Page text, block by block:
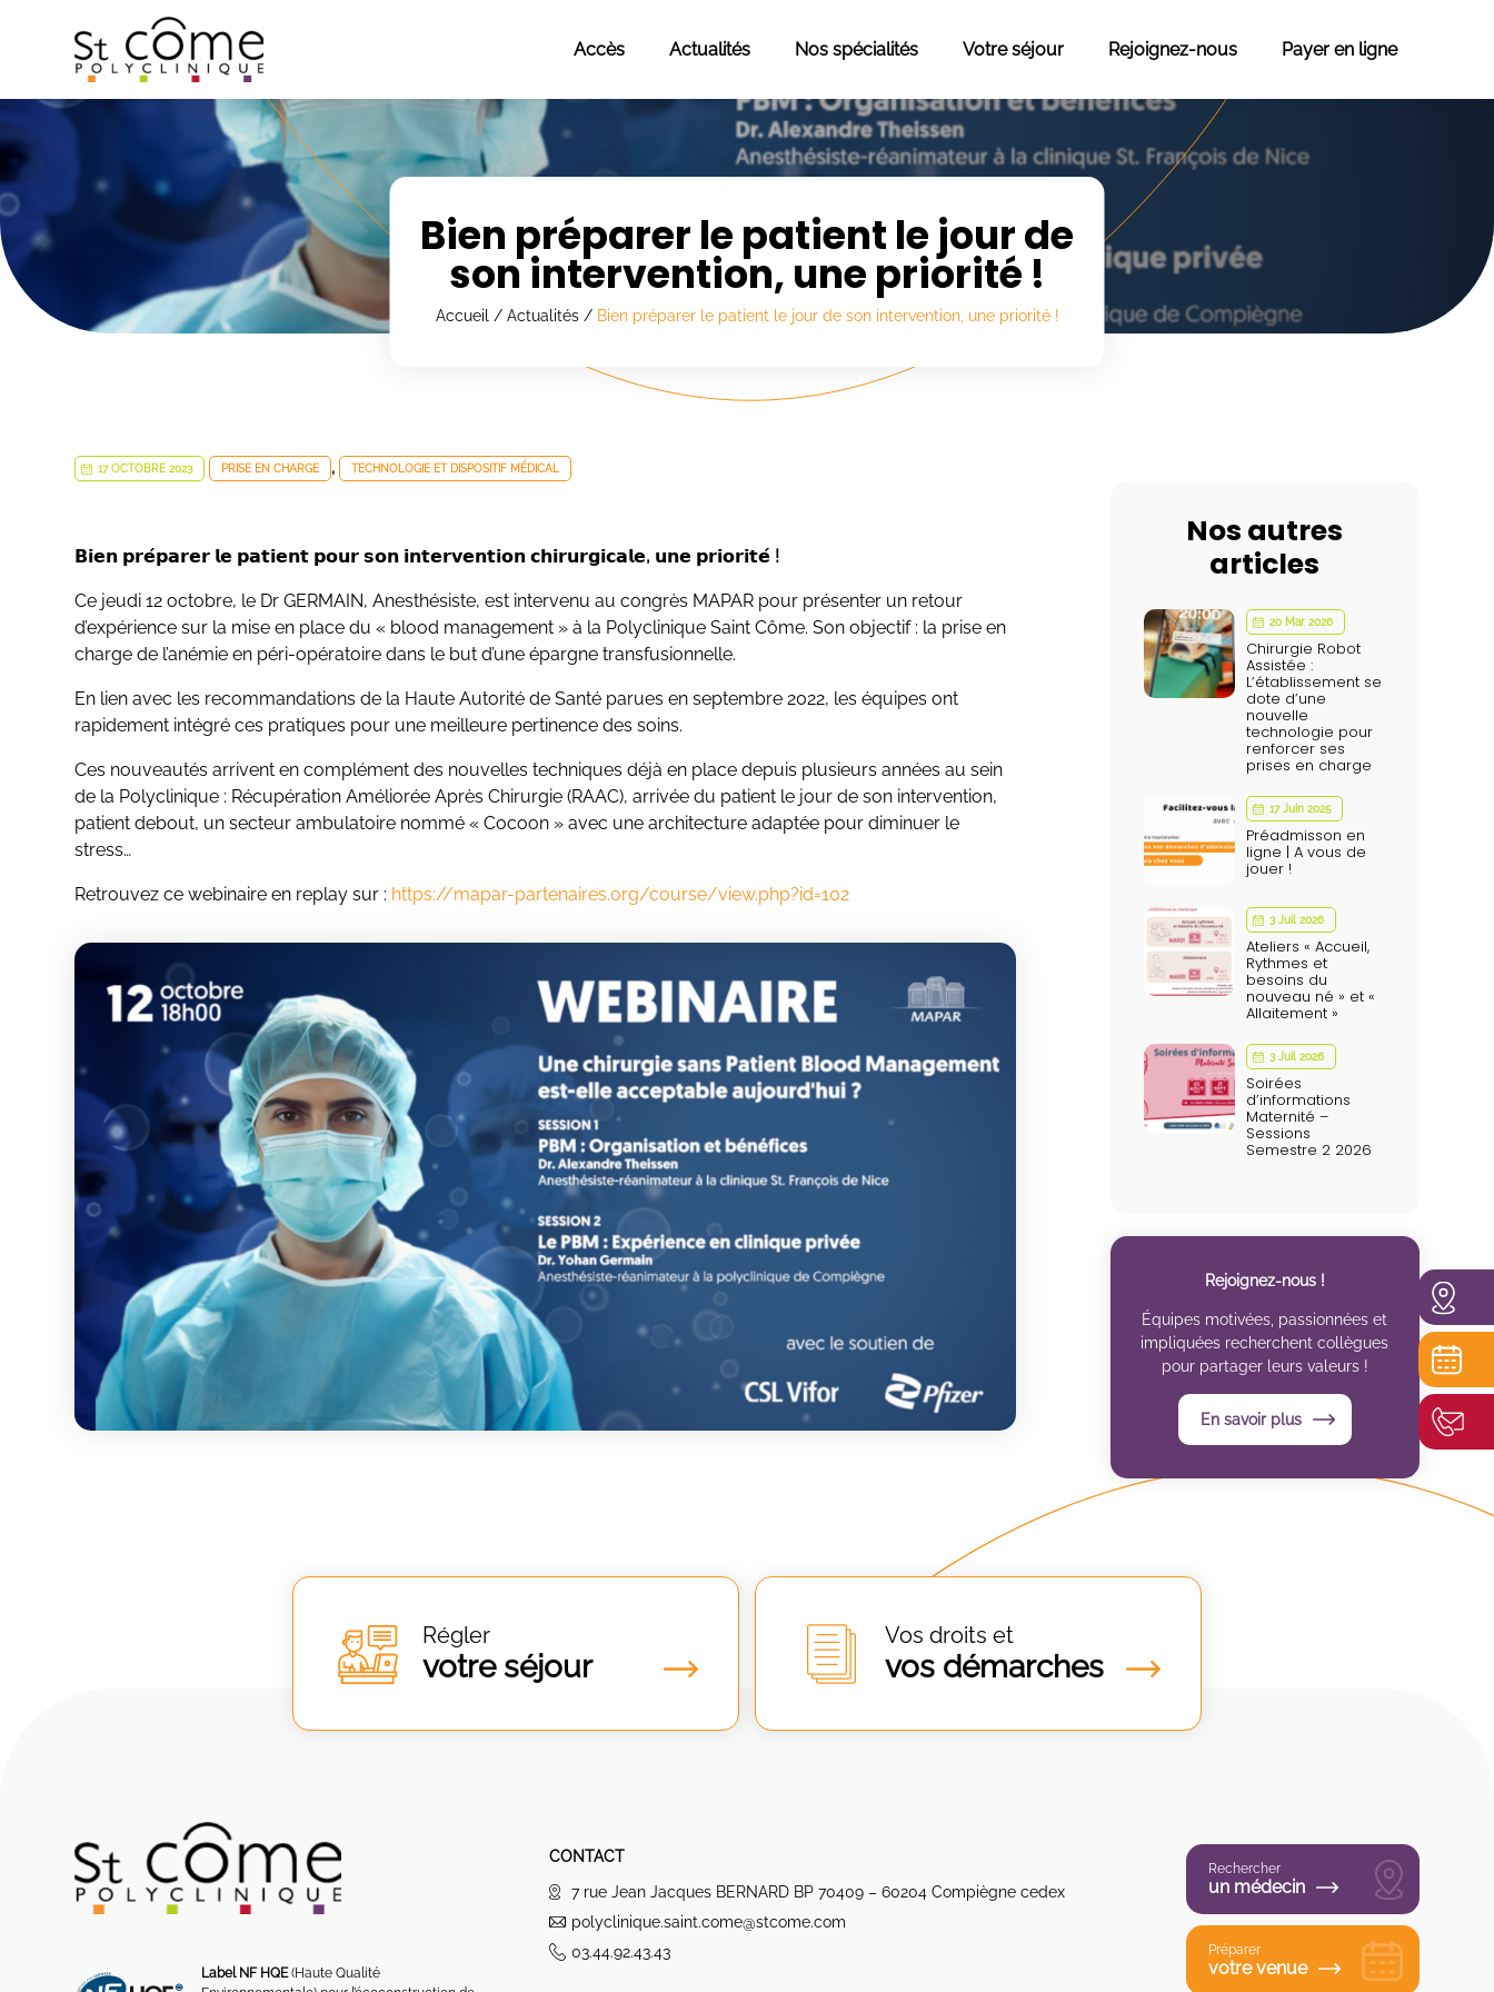
Accès Actualités Nos spécialités Votre séjour Rejoignez-nous Payer en ligne
Bien préparer le patient le jour de
son intervention, une priorité !
Accueil / Actualités/ Bien préparer le patient le jour de son intervention, une priorité !
17 OCTOBRE 2023 PRISE EN CHARGE , TECHNOLOGIE ET DISPOSITIF MÉDICAL
𝗕𝗶𝗲𝗻 𝗽𝗿𝗲𝗽𝗮𝗿𝗲𝗿 𝗹𝗲 𝗽𝗮𝘁𝗶𝗲𝗻𝘁 𝗽𝗼𝘂𝗿 𝘀𝗼𝗻 𝗶𝗻𝘁𝗲𝗿𝘃𝗲𝗻𝘁𝗶𝗼𝗻 𝗰𝗵𝗶𝗿𝘂𝗿𝗴𝗶𝗰𝗮𝗹𝗲, 𝘂𝗻𝗲 𝗽𝗿𝗶𝗼𝗿𝗶𝘁𝗲 ́ !
Ce jeudi 12 octobre, le Dr GERMAIN, Anesthésiste, est intervenu au congrès MAPAR pour présenter un retour
d’expérience sur la mise en place du « blood management » à la Polyclinique Saint Côme. Son objectif : la prise en
charge de l’anémie en péri-opératoire dans le but d’une épargne transfusionnelle.
En lien avec les recommandations de la Haute Autorité de Santé parues en septembre 2022, les équipes ont
rapidement intégré ces pratiques pour une meilleure pertinence des soins.
Ces nouveautés arrivent en complément des nouvelles techniques déjà en place depuis plusieurs années au sein
de la Polyclinique : Récupération Améliorée Après Chirurgie (RAAC), arrivée du patient le jour de son intervention,
patient debout, un secteur ambulatoire nommé « Cocoon » avec une architecture adaptée pour diminuer le
stress…
Retrouvez ce webinaire en replay sur : https://mapar-partenaires.org/course/view.php?id=102
Nos autres
articles
20 Mar 2026
Chirurgie Robot
Assistée :
L’établissement se
dote d’une
nouvelle
technologie pour
renforcer ses
prises en charge
17 Juin 2025
Préadmisson en
ligne | A vous de
jouer !
3 Juil 2026
Ateliers « Accueil,
Rythmes et
besoins du
nouveau né » et «
Allaitement »
3 Juil 2026
Soirées
d’informations
Maternité –
Sessions
Semestre 2 2026
Rejoignez-nous !
Équipes motivées, passionnées et
impliquées recherchent collègues
pour partager leurs valeurs !
En savoir plus
Régler
votre séjour
Vos droits et
vos démarches
Label NF HQE(Haute Qualité
CONTACT
7 rue Jean Jacques BERNARD BP 70409 – 60204 Compiègne cedex
polyclinique.saint.come@stcome.com
03.44.92.43.43
Rechercher
un médecin
Préparer
votre venue